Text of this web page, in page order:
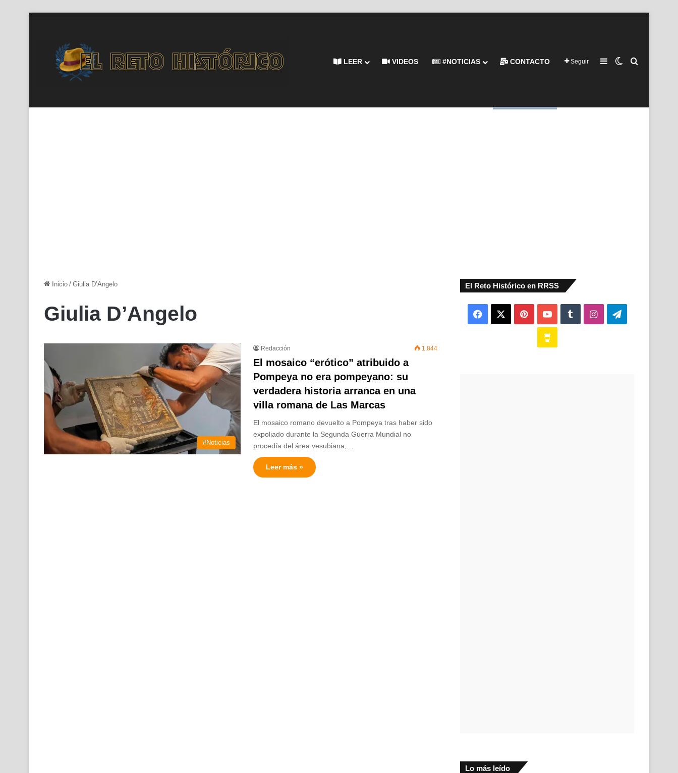
LEER VIDEOS #NOTICIAS CONTACTO Seguir Barra lateral
Switch skin
Inicio / Giulia D’Angelo
Giulia D’Angelo
#Noticias
Redacción 1.844
El mosaico “erótico” atribuido a
Pompeya no era pompeyano: su
verdadera historia arranca en una
villa romana de Las Marcas
El mosaico romano devuelto a Pompeya tras haber sido
expoliado durante la Segunda Guerra Mundial no
procedía del área vesubiana,…
Leer más »
El Reto Histórico en RRSS
Facebook PinterestYouTubeTumblrInstagramTelegram
Lo más leído